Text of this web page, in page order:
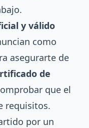
y válido
como
asegurarte de
de
que el
requisitos.
por un